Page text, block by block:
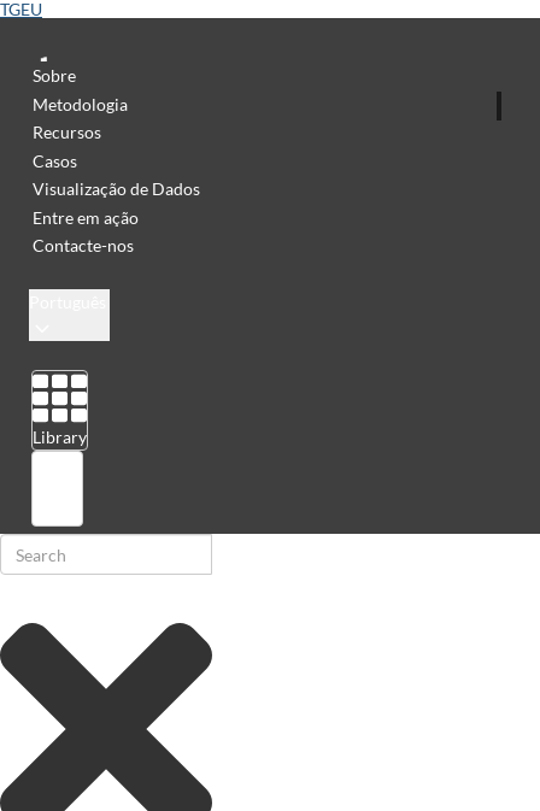
TGEU
Sobre
Metodologia
Recursos
Casos
Visualização de Dados
Entre em ação
Contacte-nos
Library